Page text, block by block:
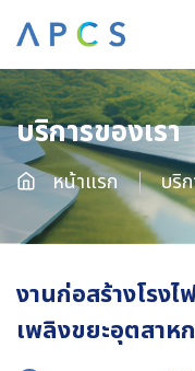
บริการของเรา
หน้าแรก บริ
งานก่อสร้างโรง
เพลิงขยะอุตสาห